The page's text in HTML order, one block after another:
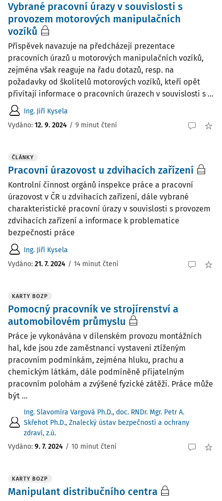
Vybrané pracovní úrazy v souvislosti s
provozem motorových manipulačních
vozíků
Příspěvek navazuje na předcházejí prezentace
pracovních úrazů u motorových manipulačních vozíků,
zejména však reaguje na řadu dotazů, resp. na
požadavky od školitelů motorových vozíků, kteří opět
přivítají informace o pracovních úrazech v souvislosti s ...
Ing. Jiří Kysela
Vydáno: 12. 9. 2024 / 9 minut čtení
ČLÁNKY
Pracovní úrazovost u zdvihacích zařízení
Kontrolní činnost orgánů inspekce práce a pracovní
úrazovost v ČR u zdvihacích zařízení, dále vybrané
charakteristické pracovní úrazy v souvislosti s provozem
zdvihacích zařízení a informace k problematice
bezpečnosti práce
Ing. Jiří Kysela
Vydáno: 21. 7. 2024 / 14 minut čtení
KARTY BOZP
Pomocný pracovník ve strojírenství a
automobilovém průmyslu
Práce je vykonávána v dílenském provozu montážních
hal, kde jsou zde zaměstnanci vystaveni ztíženým
pracovním podmínkám, zejména hluku, prachu a
chemickým látkám, dále podmíněně přijatelným
pracovním polohám a zvýšené fyzické zátěži. Práce může
být ...
Ing. Slavomíra Vargová Ph.D., doc. RNDr. Mgr. Petr A.
Skřehot Ph.D., Znalecký ústav bezpečnosti a ochrany
zdraví, z.ú.
Vydáno: 9. 7. 2024 / 10 minut čtení
KARTY BOZP
Manipulant distribučního centra